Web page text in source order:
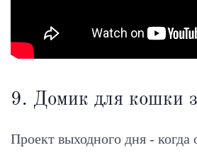
9. Домик для кошки
Проект выходного дня - когда